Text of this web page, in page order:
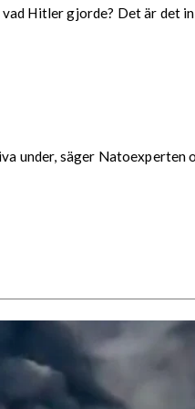
Hitler gjorde? Det är det
under, säger Natoexperten